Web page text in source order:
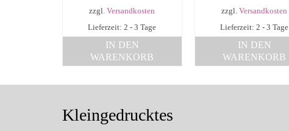
zzgl.Versandkosten
Lieferzeit: 2 - 3 Tage
IN DEN
WARENKORB
zzgl.Versandkosten
Lieferzeit: 2 - 3 Tage
IN DEN
WARENKORB
Kleingedrucktes